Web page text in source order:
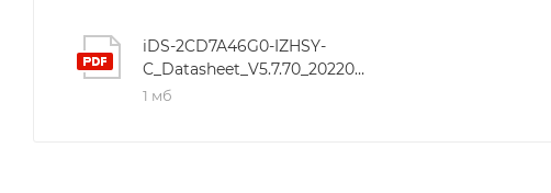
iDS-2CD7A46G0-IZHSY-
C_Datasheet_V5.7.70_20220301
1 мб